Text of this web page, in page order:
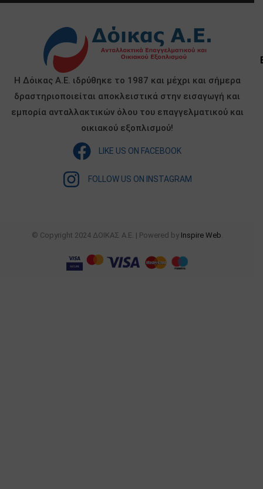
Η Δόικας Α.Ε. ιδρύθηκε το 1987 και μέχρι και σήμερα
δραστηριοποιείται αποκλειστικά στην εισαγωγή και
εμπορία ανταλλακτικών όλου του επαγγελματικού και
οικιακού εξοπλισμού!
LIKE US ON FACEBOOK
FOLLOW US ON INSTAGRAM
© Copyright 2024 ΔΟΙΚΑΣ Α.Ε. | Powered by Inspire Web